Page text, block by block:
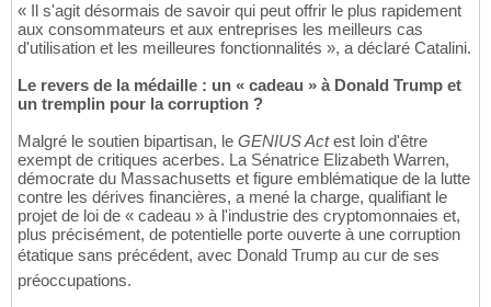
« Il s'agit désormais de savoir qui peut offrir le plus rapidement
aux consommateurs et aux entreprises les meilleurs cas
d'utilisation et les meilleures fonctionnalités », a déclaré Catalini.
Le revers de la médaille : un « cadeau » à Donald Trump et
un tremplin pour la corruption ?
Malgré le soutien bipartisan, le GENIUS Actest loin d'être
exempt de critiques acerbes. La Sénatrice Elizabeth Warren,
démocrate du Massachusetts et figure emblématique de la lutte
contre les dérives financières, a mené la charge, qualifiant le
projet de loi de « cadeau » à l'industrie des cryptomonnaies et,
plus précisément, de potentielle porte ouverte à une corruption
étatique sans précédent, avec Donald Trump au cur de ses
préoccupations.